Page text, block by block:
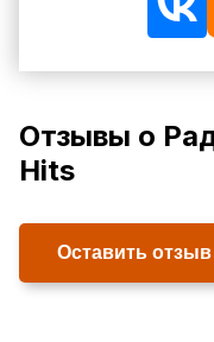
Отзывы о
Hits
Оставить отзыв